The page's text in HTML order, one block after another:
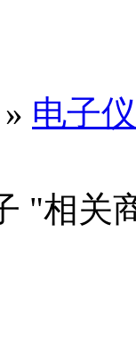
» 电子
"相关